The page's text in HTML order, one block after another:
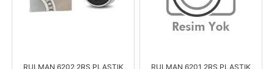
RULMAN 6202 2RS PLASTIK
RULMAN 6201 2RS PLASTIK